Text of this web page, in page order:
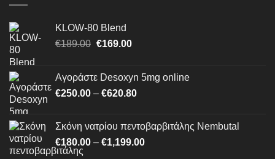
KLOW-80 Blend
€189.00 Original
€189.00.
€169.00Η
είναι:
€169.00.
Αγοράστε Desoxyn 5mg online
€250.00 – €620.80Price
through
€620.80
Σκόνη νατρίου πεντοβαρβιτάλης Nembutal
€180.00 – €1,199.00Price